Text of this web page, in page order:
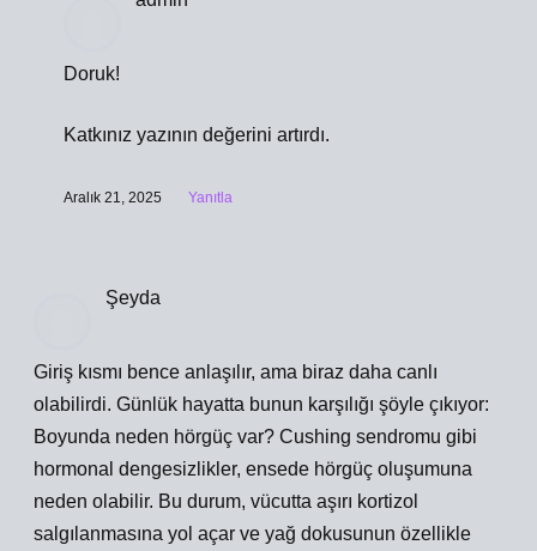
Doruk!
Katkınız yazının değerini artırdı.
Aralık 21, 2025 Yanıtla
Şeyda
Giriş kısmı bence anlaşılır, ama biraz daha canlı
olabilirdi. Günlük hayatta bunun karşılığı şöyle çıkıyor:
Boyunda neden hörgüç var? Cushing sendromu gibi
hormonal dengesizlikler, ensede hörgüç oluşumuna
neden olabilir. Bu durum, vücutta aşırı kortizol
salgılanmasına yol açar ve yağ dokusunun özellikle